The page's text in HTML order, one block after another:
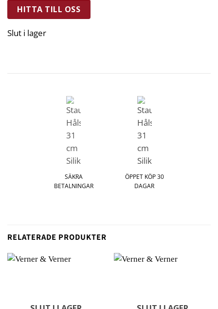
HITTA TILL OSS
Slut i lager
SÄKRA
BETALNINGAR
ÖPPET KÖP 30
DAGAR
RELATERADE PRODUKTER